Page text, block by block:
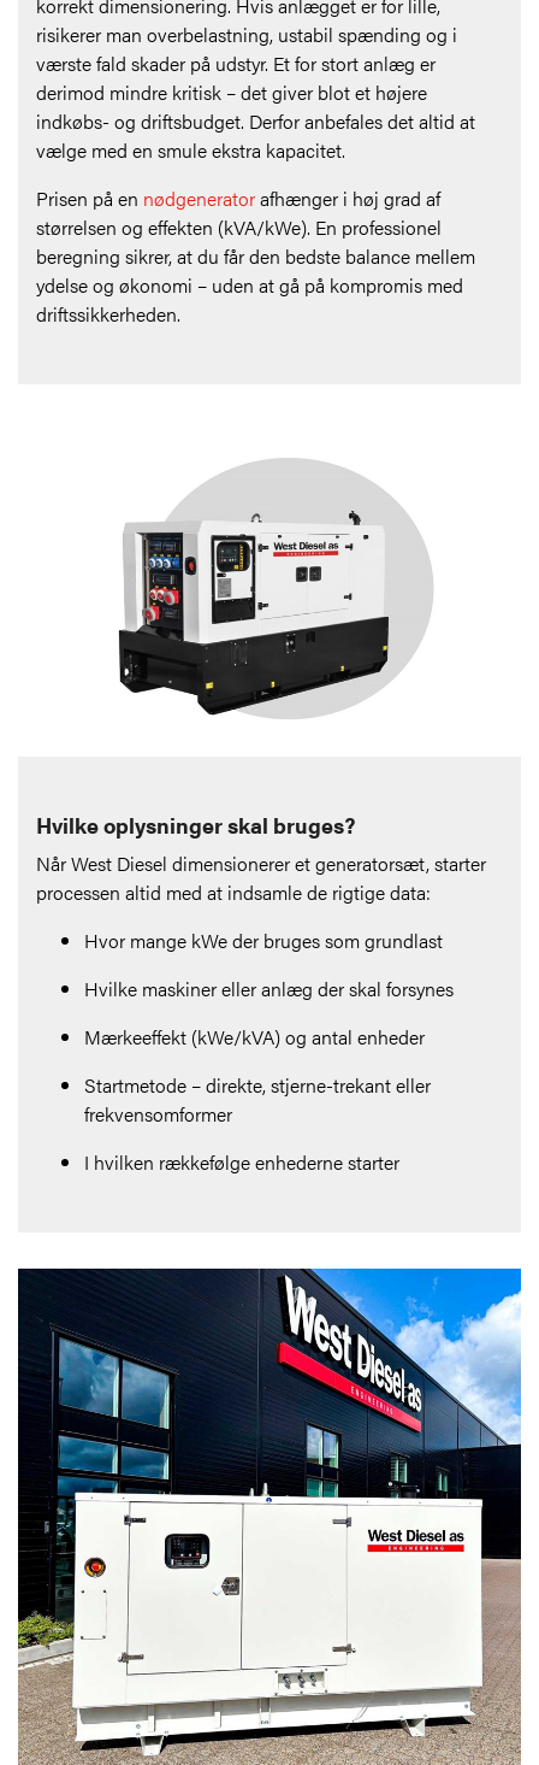
korrekt dimensionering. Hvis anlægget er for lille,
risikerer man overbelastning, ustabil spænding og i
værste fald skader på udstyr. Et for stort anlæg er
derimod mindre kritisk – det giver blot et højere
indkøbs- og driftsbudget. Derfor anbefales det altid at
vælge med en smule ekstra kapacitet.
Prisen på en nødgeneratorafhænger i høj grad af
størrelsen og effekten (kVA/kWe). En professionel
beregning sikrer, at du får den bedste balance mellem
ydelse og økonomi – uden at gå på kompromis med
driftssikkerheden.
Hvilke oplysninger skal bruges?
Når West Diesel dimensionerer et generatorsæt, starter
processen altid med at indsamle de rigtige data:
Hvor mange kWe der bruges som grundlast
Hvilke maskiner eller anlæg der skal forsynes
Mærkeeffekt (kWe/kVA) og antal enheder
Startmetode – direkte, stjerne-trekant eller
frekvensomformer
I hvilken rækkefølge enhederne starter